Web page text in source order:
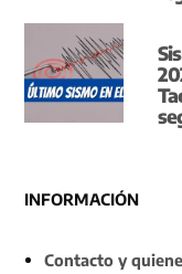
INFORMACIÓN
Contacto y